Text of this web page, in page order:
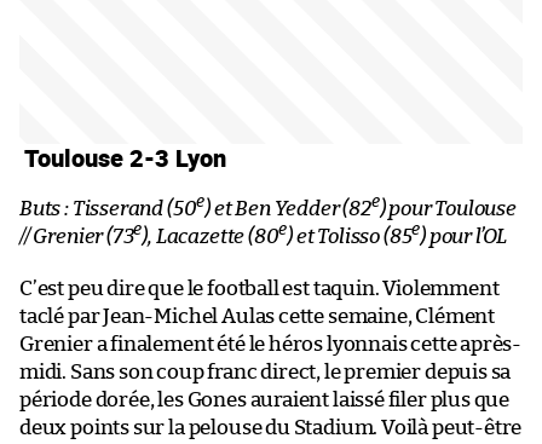
Toulouse 2-3 Lyon
Buts : Tisserand (50e) et Ben Yedder (82e) pour Toulouse
// Grenier (73e), Lacazette (80e) et Tolisso (85e) pour l’OL
C’est peu dire que le football est taquin. Violemment
taclé par Jean-Michel Aulas cette semaine, Clément
Grenier a finalement été le héros lyonnais cette après-
midi. Sans son coup franc direct, le premier depuis sa
période dorée, les Gones auraient laissé filer plus que
deux points sur la pelouse du Stadium. Voilà peut-être